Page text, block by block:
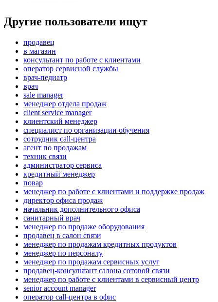
Другие пользователи ищут
продавец
в магазин
консультант по работе с клиентами
оператор сервисной службы
врач-педиатр
врач
sale manager
менеджер отдела продаж
client service manager
клиентский менеджер
специалист по организации обучения
сотрудник call-центра
агент по продажам
техник связи
администратор сервиса
кредитный менеджер
повар
менеджер по работе с клиентами и поддержке продаж
директор офиса продаж
начальник дополнительного офиса
санитарный врач
менеджер по продаже оборудования
продавец в салон связи
менеджер по продажам кредитных продуктов
менеджер по персоналу
менеджер по продажам сервисных услуг
продавец-консультант салона сотовой связи
менеджер по работе с клиентами в сервисный центр
senior account manager
оператор call-центра в офис